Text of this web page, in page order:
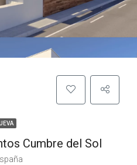
Cumbre del Sol